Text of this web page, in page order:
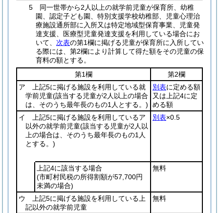
5 同一世帯から2人以上の就学前児童が保育所、幼稚
園、認定子ども園、特別支援学校幼稚部、児童心理治
療施設通所部に入所又は特定地域型保育事業、児童発
達支援、医療型児童発達支援を利用している場合にお
いて、 次表の第1欄に掲げる児童が保育所に入所してい
る際には、第2欄により計算して得た額をその児童の保
育料の額とする。
第1欄
第2欄
ア 上記5に掲げる施設を利用している就
学前児童(該当する児童が2人以上の場合
は、そのうち最年長のもの1人とする。)
別表に定める額
又は上記4に定
める額
イ 上記5に掲げる施設を利用しているア
以外の就学前児童(該当する児童が2人以
上の場合は、そのうち最年長のもの1人
とする。)
別表×0.5
上記4に該当する場合
(市町村民税の所得割額が57,700円
未満の場合)
無料
ウ 上記5に掲げる施設を利用している上
記以外の就学前児童
無料